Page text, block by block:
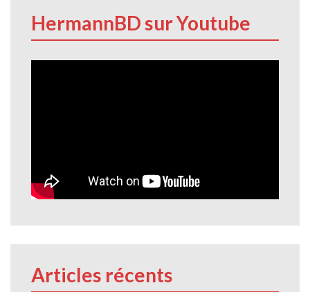
HermannBD sur Youtube
Articles récents